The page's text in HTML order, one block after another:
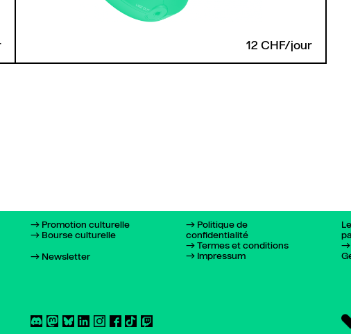
12 CHF/jour
Promotion culturelle
Bourse culturelle
Newsletter
Politique de
confidentialité
Termes et conditions
Impressum